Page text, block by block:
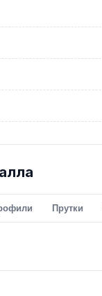
Прутки